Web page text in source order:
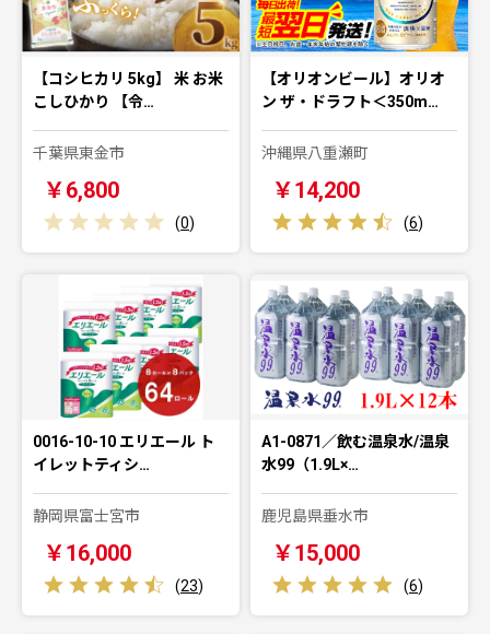
【コシヒカリ 5kg】 米 お米
こしひかり 【令…
千葉県東金市
￥6,800
(0)
【オリオンビール】オリオ
ン ザ・ドラフト＜350m…
沖縄県八重瀬町
￥14,200
(6)
0016-10-10 エリエール ト
イレットティシ…
静岡県富士宮市
￥16,000
(23)
A1-0871／飲む温泉水/温泉
水99（1.9L×…
鹿児島県垂水市
￥15,000
(6)